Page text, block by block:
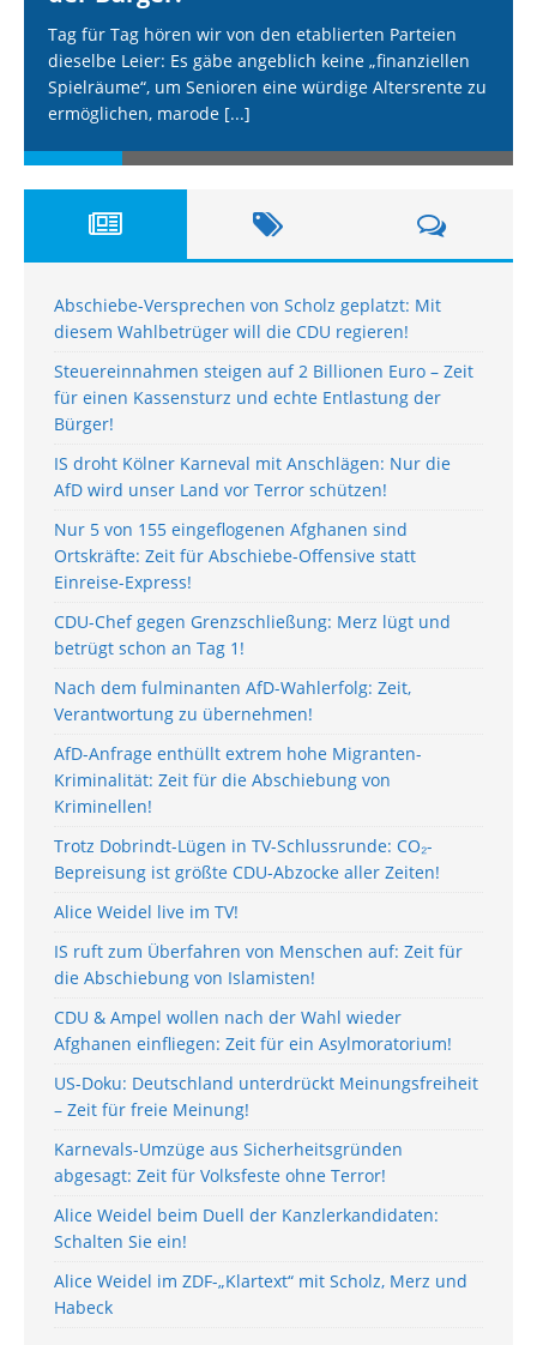
Tag für Tag hören wir von den etablierten Parteien
dieselbe Leier: Es gäbe angeblich keine „finanziellen
Spielräume“, um Senioren eine würdige Altersrente zu
ermöglichen, marode [...]
Abschiebe-Versprechen von Scholz geplatzt: Mit
diesem Wahlbetrüger will die CDU regieren!
Steuereinnahmen steigen auf 2 Billionen Euro – Zeit
für einen Kassensturz und echte Entlastung der
Bürger!
IS droht Kölner Karneval mit Anschlägen: Nur die
AfD wird unser Land vor Terror schützen!
Nur 5 von 155 eingeflogenen Afghanen sind
Ortskräfte: Zeit für Abschiebe-Offensive statt
Einreise-Express!
CDU-Chef gegen Grenzschließung: Merz lügt und
betrügt schon an Tag 1!
Nach dem fulminanten AfD-Wahlerfolg: Zeit,
Verantwortung zu übernehmen!
AfD-Anfrage enthüllt extrem hohe Migranten-
Kriminalität: Zeit für die Abschiebung von
Kriminellen!
Trotz Dobrindt-Lügen in TV-Schlussrunde: CO₂-
Bepreisung ist größte CDU-Abzocke aller Zeiten!
Alice Weidel live im TV!
IS ruft zum Überfahren von Menschen auf: Zeit für
die Abschiebung von Islamisten!
CDU & Ampel wollen nach der Wahl wieder
Afghanen einfliegen: Zeit für ein Asylmoratorium!
US-Doku: Deutschland unterdrückt Meinungsfreiheit
– Zeit für freie Meinung!
Karnevals-Umzüge aus Sicherheitsgründen
abgesagt: Zeit für Volksfeste ohne Terror!
Alice Weidel beim Duell der Kanzlerkandidaten:
Schalten Sie ein!
Alice Weidel im ZDF-„Klartext“ mit Scholz, Merz und
Habeck